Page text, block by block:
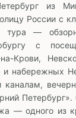
из
России с
—
с
Крови,
и набережных
— одного из